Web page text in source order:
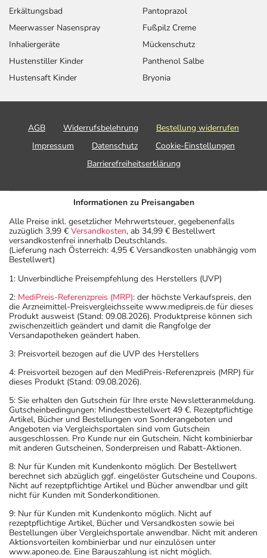
Erkältungsbad
Meerwasser Nasenspray
Inhaliergeräte
Hustenstiller Kinder
Hustensaft Kinder
Pantoprazol
Fußpilz Creme
Mückenschutz
Panthenol Salbe
Bryonia
AGB Widerrufsbelehrung
Bestellung widerrufen
Impressum
Datenschutz
Cookie-Einstellungen
Barrierefreiheitserklärung
Informationen zu Preisangaben
Alle Preise inkl. gesetzlicher Mehrwertsteuer, gegebenenfalls
zuzüglich 3,99 € Versandkosten, ab 34,99 € Bestellwert
versandkostenfrei innerhalb Deutschlands.
(Lieferung nach Österreich: 4,95 € Versandkosten unabhängig vom
Bestellwert)
1: Unverbindliche Preisempfehlung des Herstellers (UVP)
2: MediPreis-Referenzpreis (MRP): der höchste Verkaufspreis, den
die Arzneimittel-Preisvergleichsseite www.medipreis.de für dieses
Produkt ausweist (Stand: 09.08.2026). Produktpreise können sich
zwischenzeitlich geändert und damit die Rangfolge der
Versandapotheken geändert haben.
3: Preisvorteil bezogen auf die UVP des Herstellers
4: Preisvorteil bezogen auf den MediPreis-Referenzpreis (MRP) für
dieses Produkt (Stand: 09.08.2026).
5: Sie erhalten den Gutschein für Ihre erste Newsletteranmeldung.
Gutscheinbedingungen: Mindestbestellwert 49 €. Rezeptpflichtige
Artikel, Bücher und Bestellungen von Sonderangeboten und
Angeboten via Vergleichsportalen sind vom Gutschein
ausgeschlossen. Pro Kunde nur ein Gutschein. Nicht kombinierbar
mit anderen Gutscheinen, Sonderpreisen und Rabatt-Aktionen.
8: Nur für Kunden mit Kundenkonto möglich. Der Bestellwert
berechnet sich abzüglich ggf. eingelöster Gutscheine und Coupons.
Nicht auf rezeptpflichtige Artikel und Bücher anwendbar und gilt
nicht für Kunden mit Sonderkonditionen.
9: Nur für Kunden mit Kundenkonto möglich. Nicht auf
rezeptpflichtige Artikel, Bücher und Versandkosten sowie bei
Bestellungen über Vergleichsportale anwendbar. Nicht mit anderen
Aktionsvorteilen kombinierbar und nur einzulösen unter
www.aponeo.de. Eine Barauszahlung ist nicht möglich.